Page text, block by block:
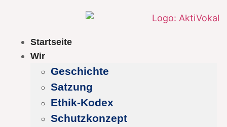
Startseite
Wir
Geschichte
Satzung
Ethik-Kodex
Schutzkonzept